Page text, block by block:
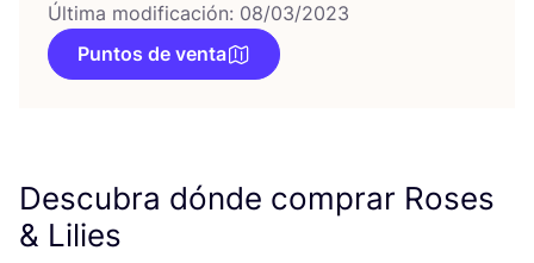
Última modificación: 08/03/2023
Puntos de venta
Descubra dónde comprar Roses
& Lilies